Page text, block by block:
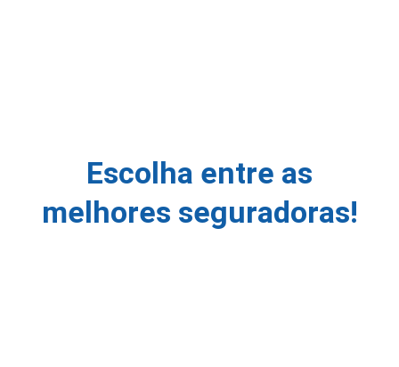
Escolha entre as
melhores seguradoras!